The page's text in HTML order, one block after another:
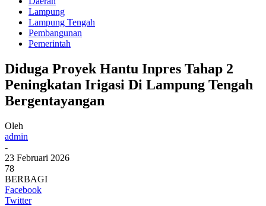
Lampung
Lampung Tengah
Pembangunan
Pemerintah
Diduga Proyek Hantu Inpres Tahap 2
Peningkatan Irigasi Di Lampung Tengah
Bergentayangan
Oleh
admin
-
23 Februari 2026
78
BERBAGI
Facebook
Twitter